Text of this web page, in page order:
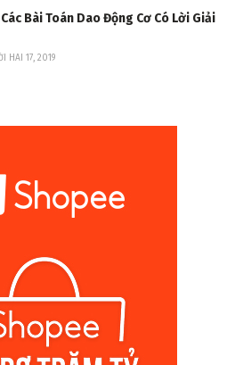
Bài Toán Dao Động Cơ Có Lời Giải
HAI 17, 2019